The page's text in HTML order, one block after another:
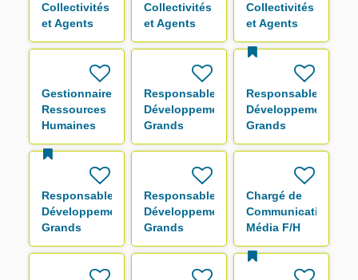
Collectivités
et Agents
F/H
Collectivités
et Agents
F/H
Collectivités
et Agents
F/H
Gestionnaire
Ressources
Humaines
F/H
Responsable
Développement
Grands
Comptes F/H
Responsable
Développement
Grands
Comptes F/H
Responsable
Développement
Grands
Comptes F/H
Responsable
Développement
Grands
Comptes F/H
Chargé de
Communication
Média F/H